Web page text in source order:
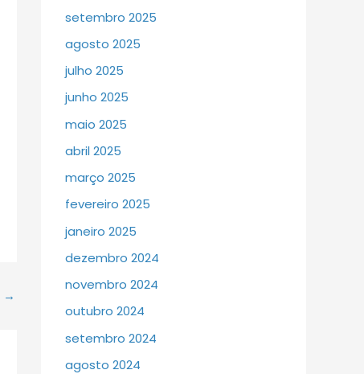
→
setembro 2025
agosto 2025
julho 2025
junho 2025
maio 2025
abril 2025
março 2025
fevereiro 2025
janeiro 2025
dezembro 2024
novembro 2024
outubro 2024
setembro 2024
agosto 2024